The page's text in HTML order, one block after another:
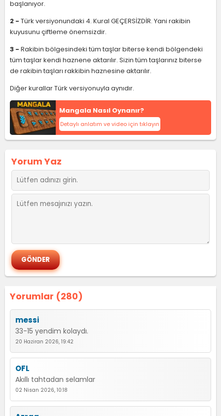
başlanıyor.
2 - Türk versiyonundaki 4. Kural GEÇERSİZDİR. Yani rakibin
kuyusunu çiftleme önemsizdir.
3 - Rakibin bölgesindeki tüm taşlar biterse kendi bölgendeki
tüm taşlar kendi haznene aktarılır. Sizin tüm taşlarınız biterse
de rakibin taşları rakkibin haznesine aktarılır.
Diğer kurallar Türk versiyonuyla aynıdır.
Mangala Nasıl Oynanır?
Detaylı anlatım ve video için tıklayın
Yorumlar (280)
messi
33-15 yendim kolaydı.
20 Haziran 2026, 19:42
OFL
Akıllı tahtadan selamlar
02 Nisan 2026, 10:18
Yorum Yaz